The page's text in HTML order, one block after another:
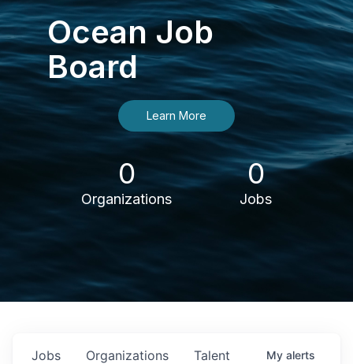
Ocean Job
Board
Learn More
0
Organizations
0
Jobs
Jobs Organizations Talent My alerts